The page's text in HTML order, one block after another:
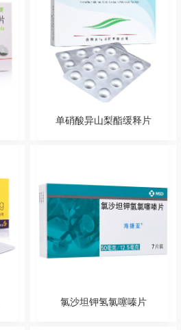
单硝酸异山梨酯缓释片
氯沙坦钾氢氯噻嗪片